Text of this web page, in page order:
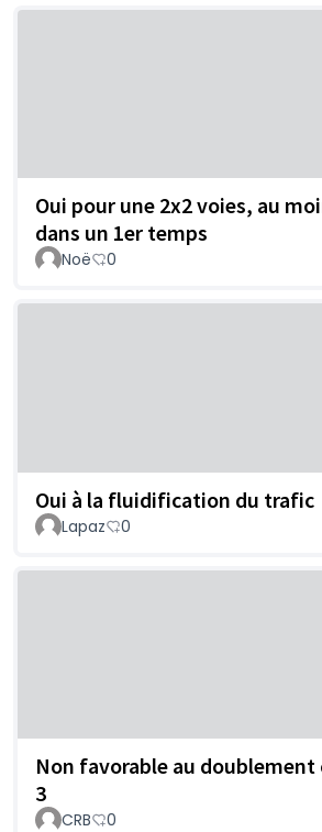
Oui pour une 2x2 voies, au
dans un 1er temps
Noë 0
Oui à la fluidification du trafic
Lapaz 0
Non favorable au
3
CRB 0